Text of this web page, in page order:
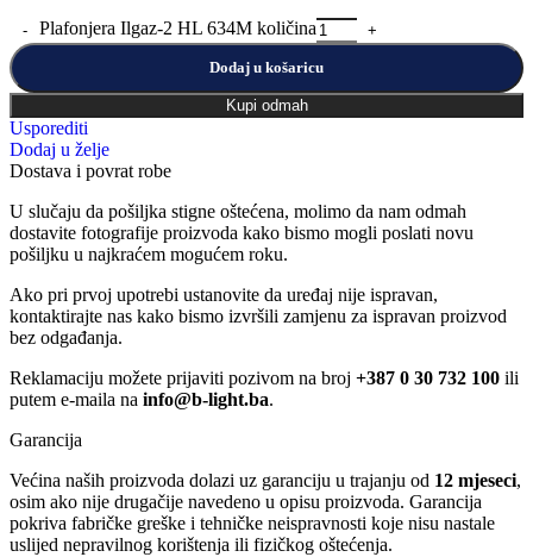
Plafonjera Ilgaz-2 HL 634M količina
Dodaj u košaricu
Kupi odmah
Usporediti
Dodaj u želje
Dostava i povrat robe
U slučaju da pošiljka stigne oštećena, molimo da nam odmah
dostavite fotografije proizvoda kako bismo mogli poslati novu
pošiljku u najkraćem mogućem roku.
Ako pri prvoj upotrebi ustanovite da uređaj nije ispravan,
kontaktirajte nas kako bismo izvršili zamjenu za ispravan proizvod
bez odgađanja.
Reklamaciju možete prijaviti pozivom na broj +387 0 30 732 100 ili
putem e-maila na info@b-light.ba.
Garancija
Većina naših proizvoda dolazi uz garanciju u trajanju od 12 mjeseci,
osim ako nije drugačije navedeno u opisu proizvoda. Garancija
pokriva fabričke greške i tehničke neispravnosti koje nisu nastale
uslijed nepravilnog korištenja ili fizičkog oštećenja.